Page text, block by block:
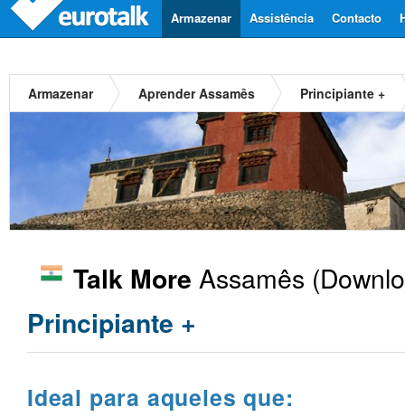
Contacto
Assistência
Armazenar
Armazenar Aprender Assamês Principiante +
Talk More Assamês
Principiante +
Ideal para aqueles que: